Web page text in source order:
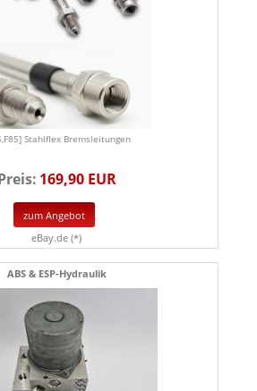
Stahlflex Bremsleitungen
169,90 EUR
zum Angebot
eBay.de (*)
ABS & ESP-Hydraulik